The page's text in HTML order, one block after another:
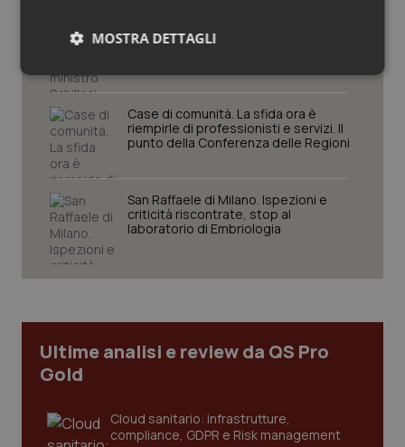
Ulcera & Reflusso
Vaccini
Schillaci: “Gli attuali indicatori non
Case di comunità. La sfida ora è
riempirle di professionisti e servizi. Il
punto della Conferenza delle Regioni
San Raffaele di Milano. Ispezioni e
criticità riscontrate, stop al
laboratorio di Embriologia
Ultime analisi e review da QS Pro
Gold
Cloud sanitario: infrastrutture,
compliance, GDPR e Risk management
MOSTRA DETTAGLI
Necessari Statistici Marketing
Necessari Statistici Marketing
I cookie necessari contribuiscono a rendere fruibile il
sito web abilitandone funzionalità di base quali la
navigazione sulle pagine e l'accesso alle aree
protette del sito. Il sito web non è in grado di
Nome
Fornitore/Dominio
VISITOR_PRIVACY_METADATA
YouTube
.youtube.com